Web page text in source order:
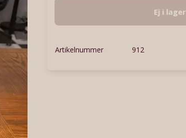
Ej i lager
Artikelnummer 912